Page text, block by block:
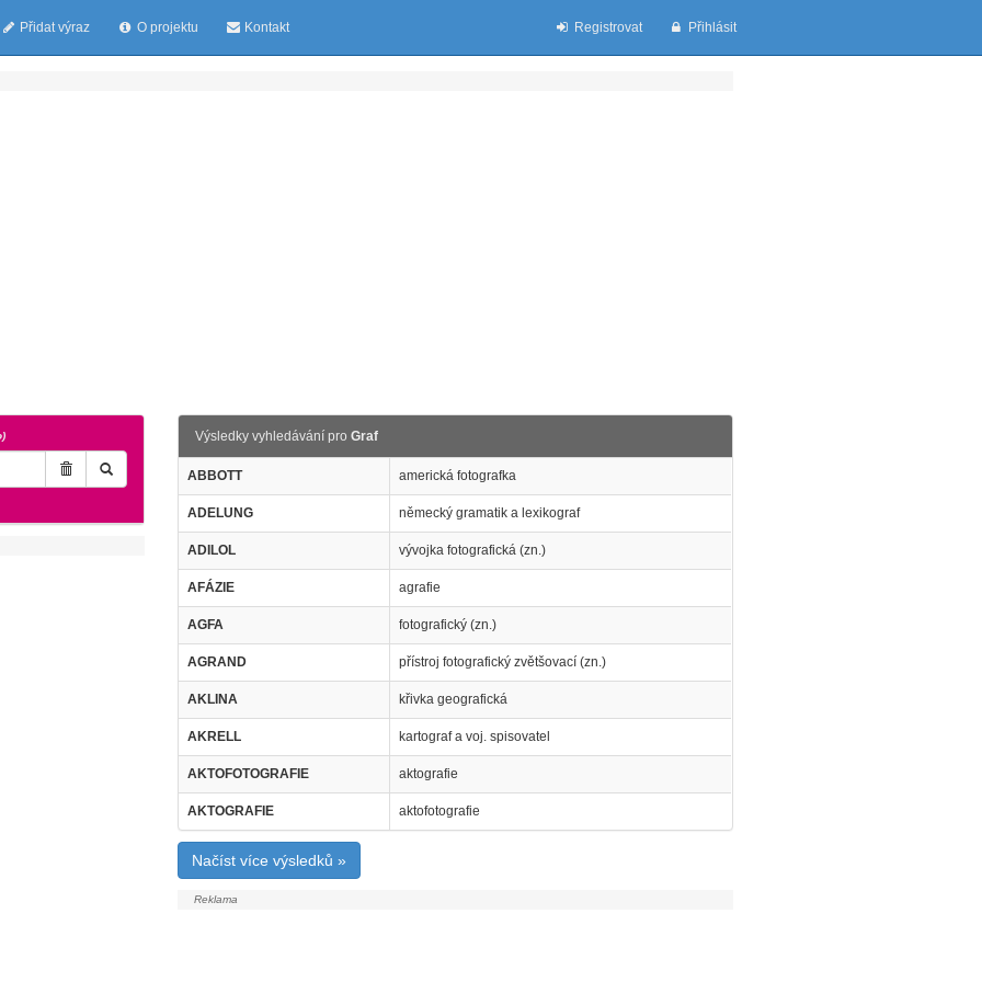
Přidat výraz O projektu Kontakt Registrovat Přihlásit
Výsledky vyhledávání proGraf
ABBOTT americká fotografka
ADELUNG německý gramatik a lexikograf
ADILOL vývojka fotografická (zn.)
AFÁZIE agrafie
AGFA fotografický (zn.)
AGRAND přístroj fotografický zvětšovací (zn.)
AKLINA křivka geografická
AKRELL kartograf a voj. spisovatel
AKTOFOTOGRAFIE aktografie
AKTOGRAFIE aktofotografie
Načíst více výsledků »